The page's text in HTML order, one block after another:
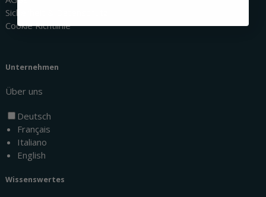
Sicherheit & Datenschutz
Cookie Richtlinie
Unternehmen
Über uns
Deutsch
Français
Italiano
English
Wissenswertes